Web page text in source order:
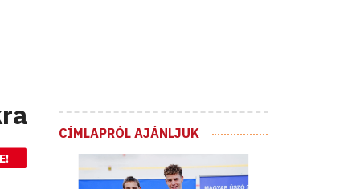
CÍMLAPRÓL AJÁNLJUK